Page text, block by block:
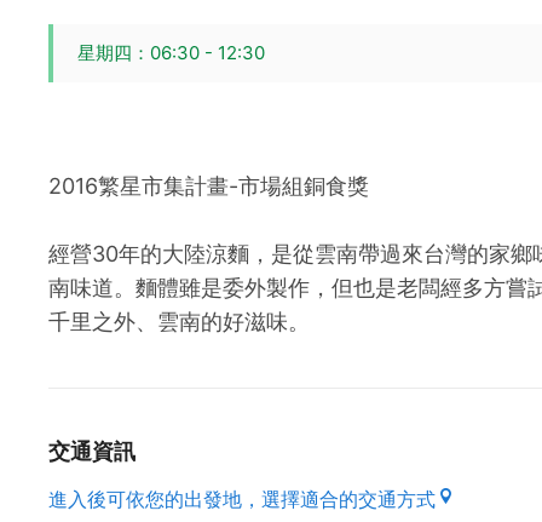
星期四：06:30 - 12:30
2016繁星市集計畫-市場組銅食獎
經營30年的大陸涼麵，是從雲南帶過來台灣的家
南味道。麵體雖是委外製作，但也是老闆經多方
千里之外、雲南的好滋味。
交通資訊
進入後可依您的出發地，選擇適合的交通方式